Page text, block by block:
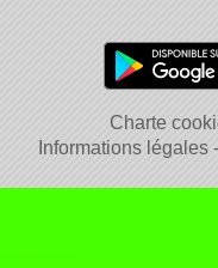
Charte
Informations légales